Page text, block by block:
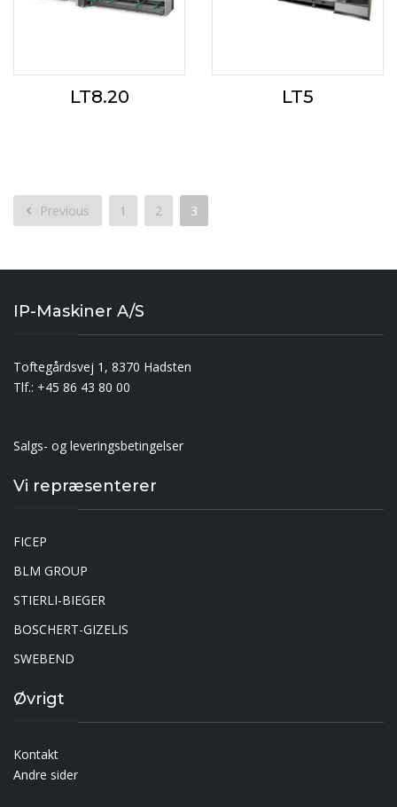
LT8.20 LT5
Previous 1 2 3
IP-Maskiner A/S
Toftegårdsvej 1, 8370 Hadsten
Tlf.: +45 86 43 80 00
Salgs- og leveringsbetingelser
Vi repræsenterer
FICEP
BLM GROUP
STIERLI-BIEGER
BOSCHERT-GIZELIS
SWEBEND
Øvrigt
Kontakt
Andre sider